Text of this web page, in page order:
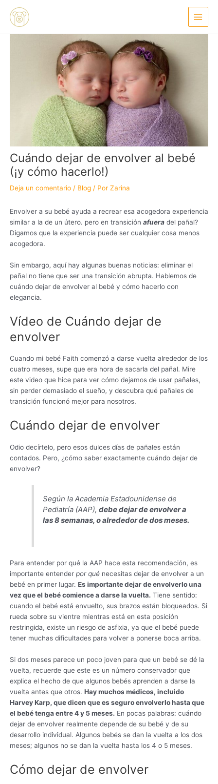
contenido
Main
Menu
Cuándo dejar de envolver al bebé
(¡y cómo hacerlo!)
Deja un comentario / Blog / Por Zarina
Envolver a su bebé ayuda a recrear esa acogedora experiencia
similar a la de un útero. pero en transición afuera del pañal?
Digamos que la experiencia puede ser cualquier cosa menos
acogedora.
Sin embargo, aquí hay algunas buenas noticias: eliminar el
pañal no tiene que ser una transición abrupta. Hablemos de
cuándo dejar de envolver al bebé y cómo hacerlo con
elegancia.
Vídeo de Cuándo dejar de
envolver
Cuando mi bebé Faith comenzó a darse vuelta alrededor de los
cuatro meses, supe que era hora de sacarla del pañal. Mire
este video que hice para ver cómo dejamos de usar pañales,
sin perder demasiado el sueño, y descubra qué pañales de
transición funcionó mejor para nosotros.
Cuándo dejar de envolver
Odio decírtelo, pero esos dulces días de pañales están
contados. Pero, ¿cómo saber exactamente cuándo dejar de
envolver?
Según la Academia Estadounidense de
Pediatría (AAP),debe dejar de envolver a
las 8 semanas, o alrededor de dos meses.
Para entender por qué la AAP hace esta recomendación, es
importante entender por qué necesitas dejar de envolver a un
bebé en primer lugar. Es importante dejar de envolverlo una
vez que el bebé comience a darse la vuelta. Tiene sentido:
cuando el bebé está envuelto, sus brazos están bloqueados. Si
rueda sobre su vientre mientras está en esta posición
restringida, existe un riesgo de asfixia, ya que el bebé puede
tener muchas dificultades para volver a ponerse boca arriba.
Si dos meses parece un poco joven para que un bebé se dé la
vuelta, recuerde que este es un número conservador que
explica el hecho de que algunos bebés aprenden a darse la
vuelta antes que otros. Hay muchos médicos, incluido
Harvey Karp, que dicen que es seguro envolverlo hasta que
el bebé tenga entre 4 y 5 meses. En pocas palabras: cuándo
dejar de envolver realmente depende de su bebé y de su
desarrollo individual. Algunos bebés se dan la vuelta a los dos
meses; algunos no se dan la vuelta hasta los 4 o 5 meses.
Cómo dejar de envolver
de
entradas